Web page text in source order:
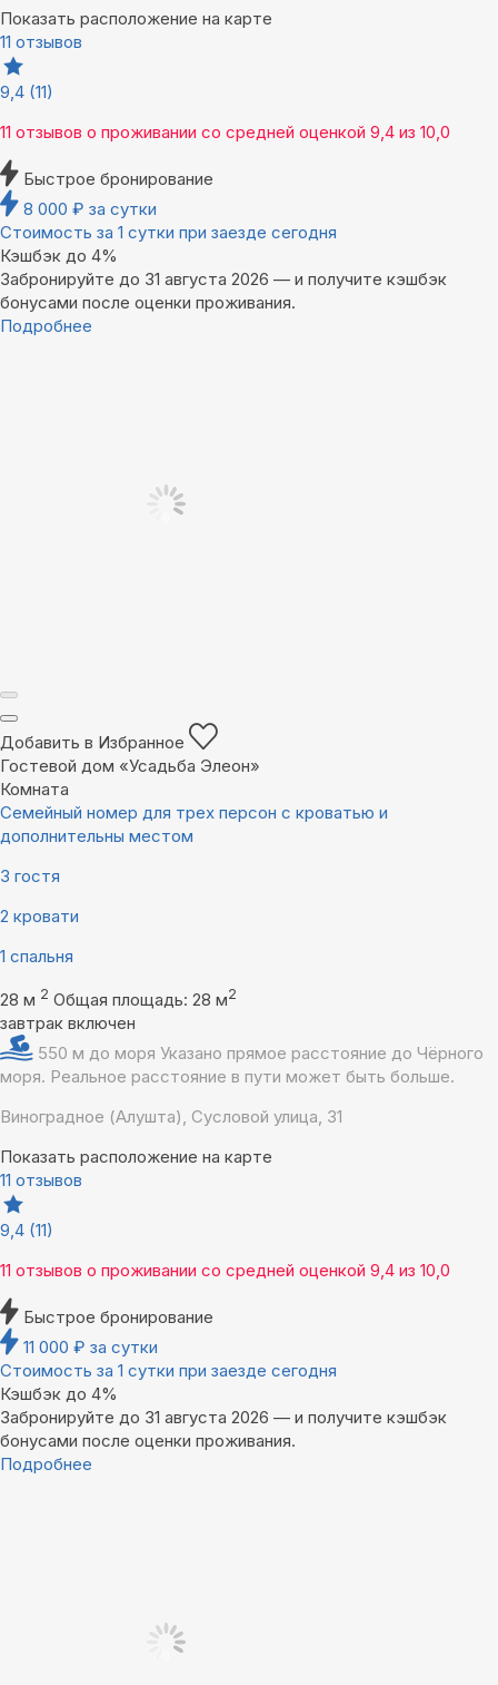
Показать расположение на карте
11 отзывов
9,4 (11)
11 отзывов о проживании со средней оценкой 9,4 из 10,0
Быстрое бронирование
8 000 ₽ за сутки
Стоимость за 1 сутки при заезде сегодня
Кэшбэк до 4%
Забронируйте до 31 августа 2026 — и получите кэшбэк
бонусами после оценки проживания.
Подробнее
Добавить в Избранное
Гостевой дом «Усадьба Элеон»
Комната
Семейный номер для трех персон с кроватью и
дополнительны местом
3 гостя
2 кровати
1 спальня
28 м 2 Общая площадь: 28 м2
завтрак включен
550 м до моря Указано прямое расстояние до Чёрного
моря. Реальное расстояние в пути может быть больше.
Виноградное (Алушта), Сусловой улица, 31
Показать расположение на карте
11 отзывов
9,4 (11)
11 отзывов о проживании со средней оценкой 9,4 из 10,0
Быстрое бронирование
11 000 ₽ за сутки
Стоимость за 1 сутки при заезде сегодня
Кэшбэк до 4%
Забронируйте до 31 августа 2026 — и получите кэшбэк
бонусами после оценки проживания.
Подробнее